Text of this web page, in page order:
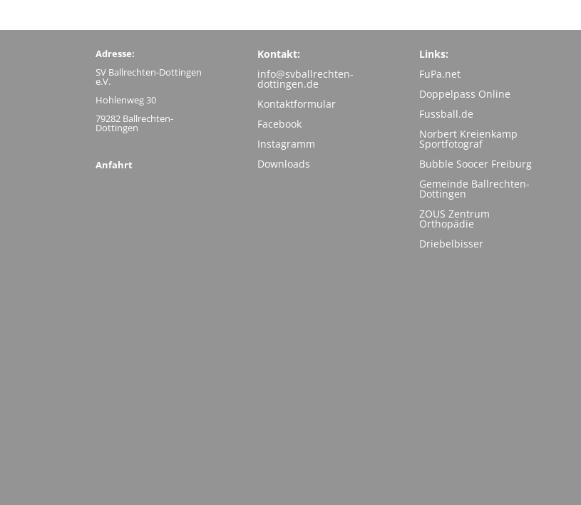
Adresse:
SV Ballrechten-Dottingen
e.V.
Hohlenweg 30
79282 Ballrechten-
Dottingen
Anfahrt
Kontakt:
info@svballrechten-
dottingen.de
Kontaktformular
Facebook
Instagramm
Downloads
Links:
FuPa.net
Doppelpass Online
Fussball.de
Norbert Kreienkamp
Sportfotograf
Bubble Soocer Freiburg
Gemeinde Ballrechten-
Dottingen
ZOUS Zentrum
Orthopädie
Driebelbisser